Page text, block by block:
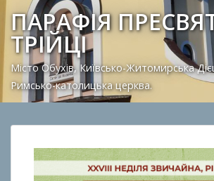
ПАРАФІЯ
ТРІЙЦІ
Місто Обухів, Київсько-Житомирська
Римсько-католицька церква.